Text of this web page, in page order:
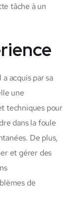
tâche à un
acquis par sa
une
techniques pour
dans la foule
De plus,
et gérer des
de